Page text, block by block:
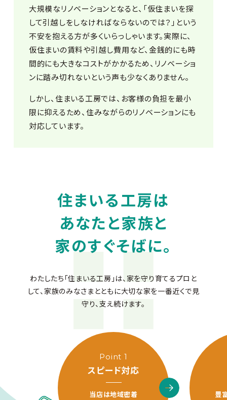
大規模なリノベーションとなると、「仮住まいを探
して引越しをしなければならないのでは？」という
不安を抱える方が多くいらっしゃいます。実際に、
仮住まいの賃料や引越し費用など、金銭的にも時
間的にも大きなコストがかかるため、リノベーショ
ンに踏み切れないという声も少なくありません。
しかし、住まいる工房では、お客様の負担を最小
限に抑えるため、住みながらのリノベーションにも
対応しています。
住まいる工房は
あなたと家族と
家のすぐそばに。
わたしたち「住まいる工房」は、家を守り育てるプロと
して、家族のみなさまとともに大切な家を一番近くで見
守り、支え続けます。
Point 1
スピード対応
当店は地域密着
豊